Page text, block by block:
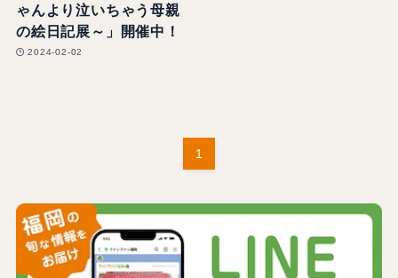
ゃんより泣いちゃう母親
の絵日記展～」開催中！
2024-02-02
1